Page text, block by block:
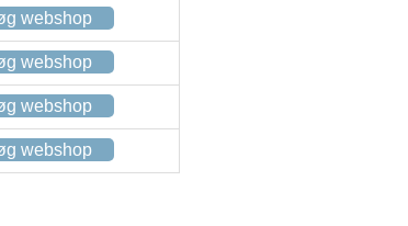
webshop
webshop
webshop
webshop